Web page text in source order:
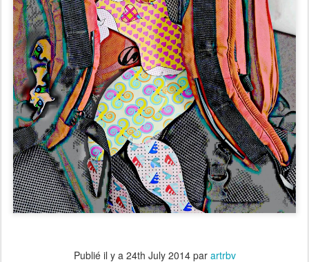
Publié il y a 24th July 2014par artrbv